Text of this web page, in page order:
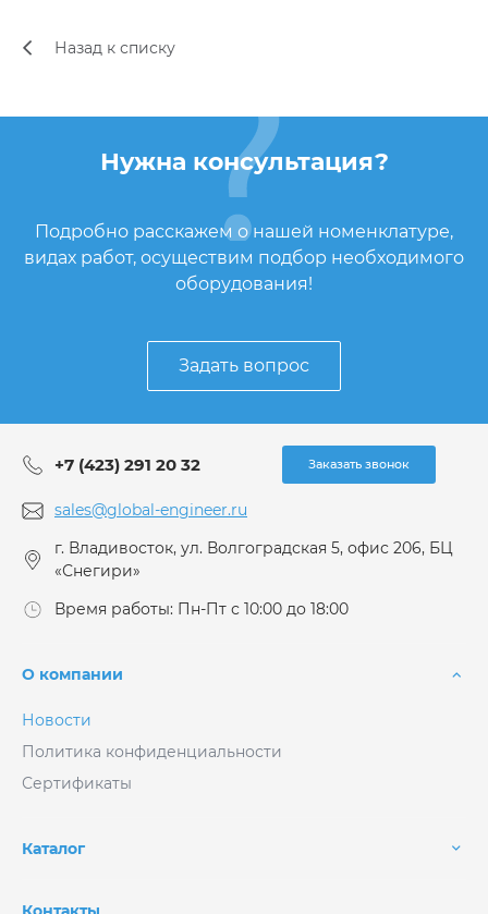
Назад к списку
Нужна консультация?
Подробно расскажем о нашей номенклатуре,
видах работ, осуществим подбор необходимого
оборудования!
Задать вопрос
+7 (423) 291 20 32 Заказать звонок
sales@global-engineer.ru
г. Владивосток, ул. Волгоградская 5, офис 206, БЦ
«Снегири»
Время работы: Пн-Пт с 10:00 до 18:00
О компании
Новости
Политика конфиденциальности
Сертификаты
Каталог